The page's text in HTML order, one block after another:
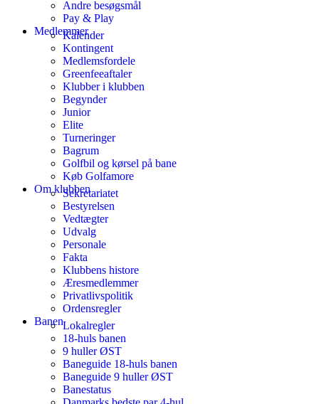
Andre besøgsmål
Pay & Play
Medlemmer
Kalender
Kontingent
Medlemsfordele
Greenfeeaftaler
Klubber i klubben
Begynder
Junior
Elite
Turneringer
Bagrum
Golfbil og kørsel på bane
Køb Golfamore
Om klubbenSekretariatet
Bestyrelsen
Vedtægter
Udvalg
Personale
Fakta
Klubbens histore
Æresmedlemmer
Privatlivspolitik
Ordensregler
BanenLokalregler
18-huls banen
9 huller ØST
Baneguide 18-huls banen
Baneguide 9 huller ØST
Banestatus